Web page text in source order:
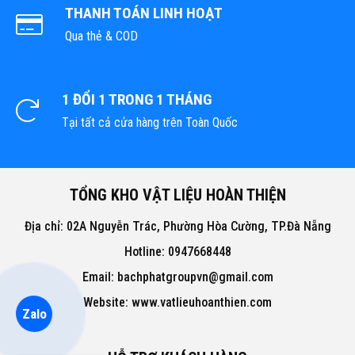
THANH TOÁN LINH HOẠT
Qua thẻ & COD
1 ĐỔI 1 TRONG 1 THÁNG
Tại tất cả cửa hàng trên Toàn Quốc
TỔNG KHO VẬT LIỆU HOÀN THIỆN
Địa chỉ: 02A Nguyễn Trác, Phường Hòa Cường, TP.Đà Nẵng
Hotline: 0947668448
Email: bachphatgroupvn@gmail.com
Website: www.vatlieuhoanthien.com
Zalo